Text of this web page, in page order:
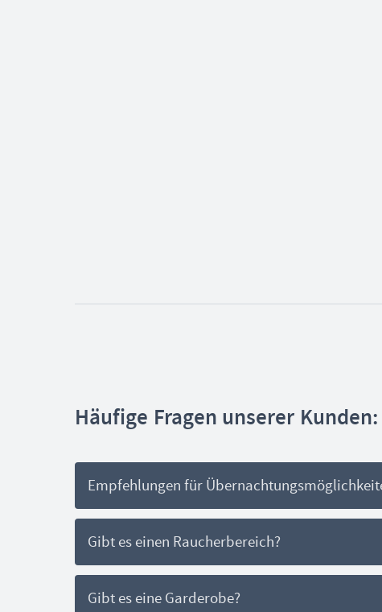
Häufige Fragen unserer Kunden:
Empfehlungen für
Gerne empfehlen wir dir nahegelegene
kai.kunzmann@kunzmann-events.de.
Gibt es einen Raucherbereich?
Ja, ein überdachter Raucherbereich im
Gibt es eine Garderobe?